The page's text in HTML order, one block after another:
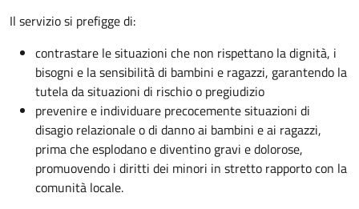
Il servizio si prefigge di:
contrastare le situazioni che non rispettano la dignità, i
bisogni e la sensibilità di bambini e ragazzi, garantendo la
tutela da situazioni di rischio o pregiudizio
prevenire e individuare precocemente situazioni di
disagio relazionale o di danno ai bambini e ai ragazzi,
prima che esplodano e diventino gravi e dolorose,
promuovendo i diritti dei minori in stretto rapporto con la
comunità locale.